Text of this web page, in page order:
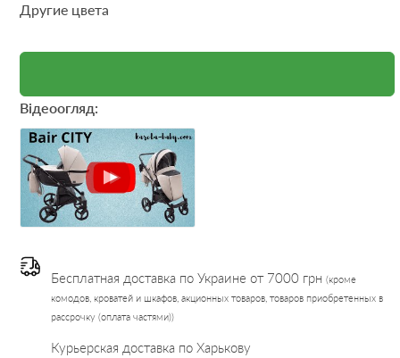
Другие цвета
Відеоогляд:
Бесплатная доставка по Украине от 7000 грн (кроме
комодов, кроватей и шкафов, акционных товаров, товаров приобретенных в
рассрочку (оплата частями))
Курьерская доставка по Харькову